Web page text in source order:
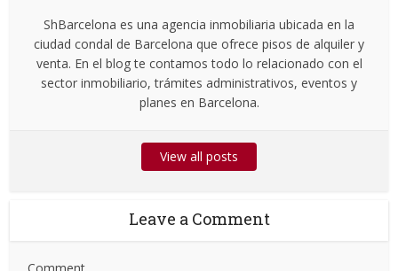
ShBarcelona es una agencia inmobiliaria ubicada en la
ciudad condal de Barcelona que ofrece pisos de alquiler y
venta. En el blog te contamos todo lo relacionado con el
sector inmobiliario, trámites administrativos, eventos y
planes en Barcelona.
View all posts
Leave a Comment